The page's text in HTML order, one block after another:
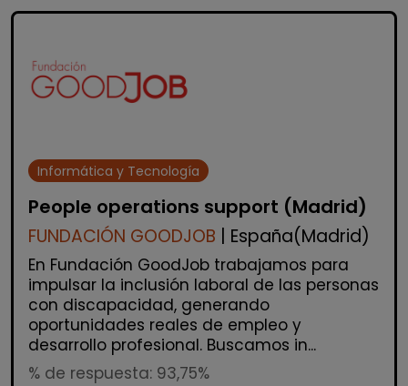
Informática y Tecnología
People operations support (Madrid)
FUNDACIÓN GOODJOB | España(Madrid)
En Fundación GoodJob trabajamos para
impulsar la inclusión laboral de las personas
con discapacidad, generando
oportunidades reales de empleo y
desarrollo profesional. Buscamos in...
% de respuesta: 93,75%